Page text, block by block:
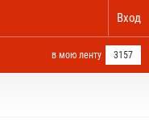
Вход
в мою ленту 3157